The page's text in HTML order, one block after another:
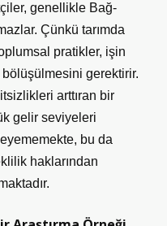
genellikle Bağ-
Çünkü tarımda
pratikler, işin
gerektirir.
arttıran bir
gelir seviyeleri
bu da
haklarından